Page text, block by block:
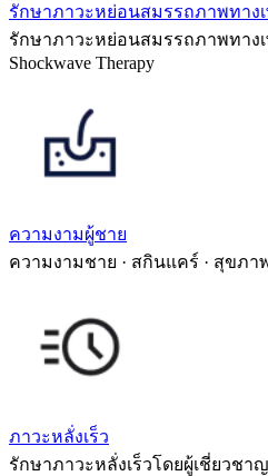
รักษาภาวะหย่อนสมรรถภาพทาง
รักษาภาวะหย่อนสมรรถภาพทาง
Shockwave Therapy
ความงามผู้ชาย
ความงามชาย · สกินแคร์ · สุขภา
ภาวะหลั่งเร็ว
รักษาภาวะหลั่งเร็วโดยผู้เชี่ยวชาญ